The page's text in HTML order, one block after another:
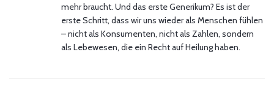
mehr braucht. Und das erste Generikum? Es ist der
erste Schritt, dass wir uns wieder als Menschen fühlen
– nicht als Konsumenten, nicht als Zahlen, sondern
als Lebewesen, die ein Recht auf Heilung haben.